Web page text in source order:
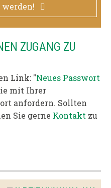
ZUGANG ZU
Link: "Neues Passwort
mit Ihrer
anfordern. Sollten
Sie gerne Kontakt zu